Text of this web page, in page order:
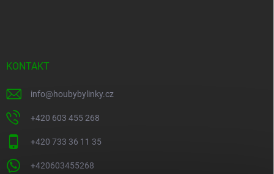
KONTAKT
info@houbybylinky.cz
+420 603 455 268
+420 733 36 11 35
+420603455268